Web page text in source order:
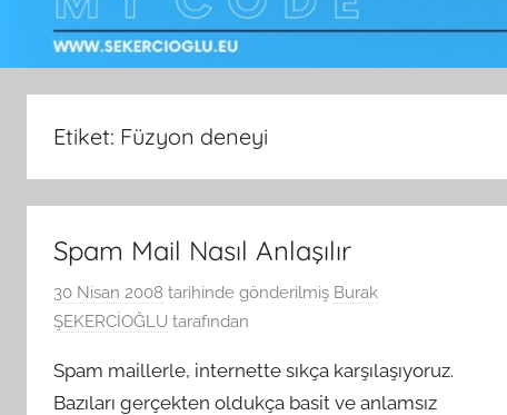
Etiket: Füzyon deneyi
Spam Mail Nasıl Anlaşılır
30 Nisan 2008 tarihinde gönderilmiş Burak
ŞEKERCİOĞLU tarafından
Spam maillerle, internette sıkça karşılaşıyoruz.
Bazıları gerçekten oldukça basit ve anlamsız